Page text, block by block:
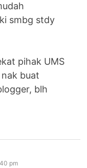
smbg stdy
pihak UMS
buat
blh
pm